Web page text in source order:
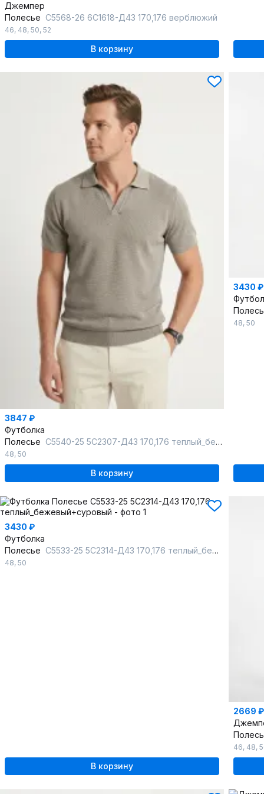
Джемпер
Полесье С5568-26 6С1618-Д43 170,176 верблюжий
46, 48, 50, 52
В корзину
3847 ₽
Футболка
Полесье С5540-25 5С2307-Д43 170,176 теплый_бежевый+суровый
48, 50
В корзину
3430 ₽
48, 50
3430 ₽
Футболка
Полесье С5533-25 5С2314-Д43 170,176 теплый_бежевый+суровый
48, 50
В корзину
2669 ₽
46, 48,